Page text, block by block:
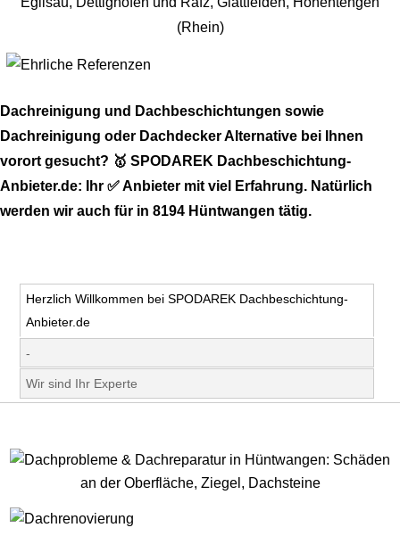
Dachreinigung und Dachbeschichtungen sowie
Dachreinigung oder Dachdecker Alternative bei Ihnen
vorort gesucht? 🥇 SPODAREK Dachbeschichtung-
Anbieter.de: Ihr ✅ Anbieter mit viel Erfahrung. Natürlich
werden wir auch für in 8194 Hüntwangen tätig.
Herzlich Willkommen bei SPODAREK Dachbeschichtung-
Anbieter.de
-
Wir sind Ihr Experte